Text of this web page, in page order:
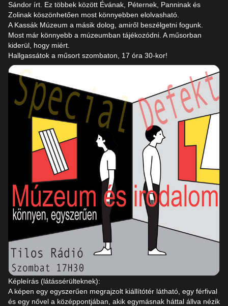
Sándor írt. Ez többek között Évának, Péternek, Panninak és
Zolinak köszönhetően most könnyebben elolvasható.
A Kassák Múzeum a másik dolog, amiről beszélgetni fogunk.
Most már könnyebb a múzeumban tájékozódni. A műsorban
kiderül, hogy miért.
Hallgassátok a műsort szombaton, 17 óra 30-kor!
Képleírás (látássérülteknek):
A képen egy egyszerűen megrajzolt kiállítótér látható, egy férfival
és egy nővel a középpontjában, akik egymásnak háttal állva nézik